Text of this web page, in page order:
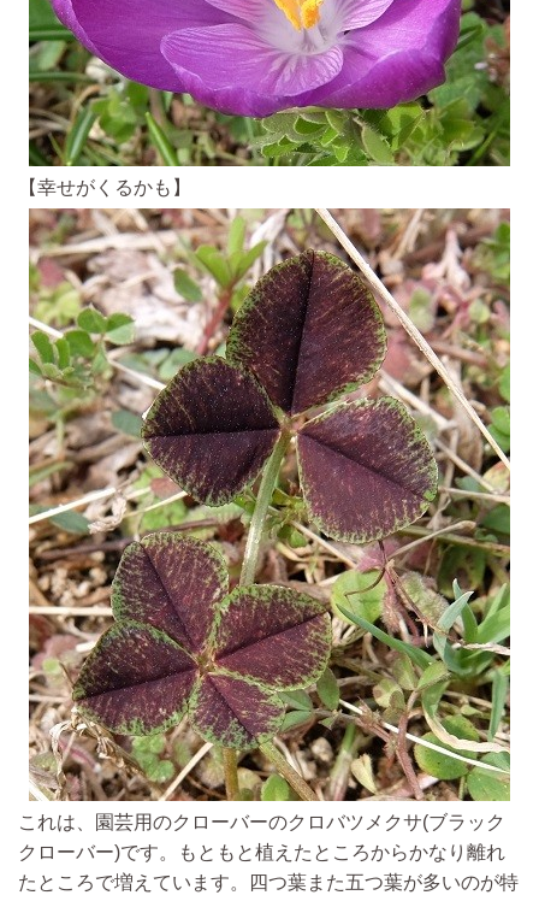
【幸せがくるかも】
これは、園芸用のクローバーのクロバツメクサ(ブラック
クローバー)です。もともと植えたところからかなり離れ
たところで増えています。四つ葉また五つ葉が多いのが特